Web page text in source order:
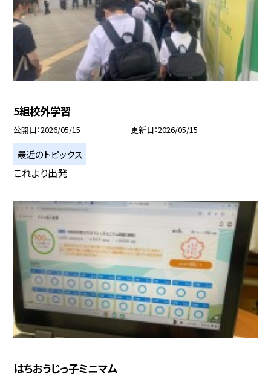
5組校外学習
公開日 2026/05/15 更新日 2026/05/15
最近のトピックス
これより出発
はちおうじっ子ミニマム